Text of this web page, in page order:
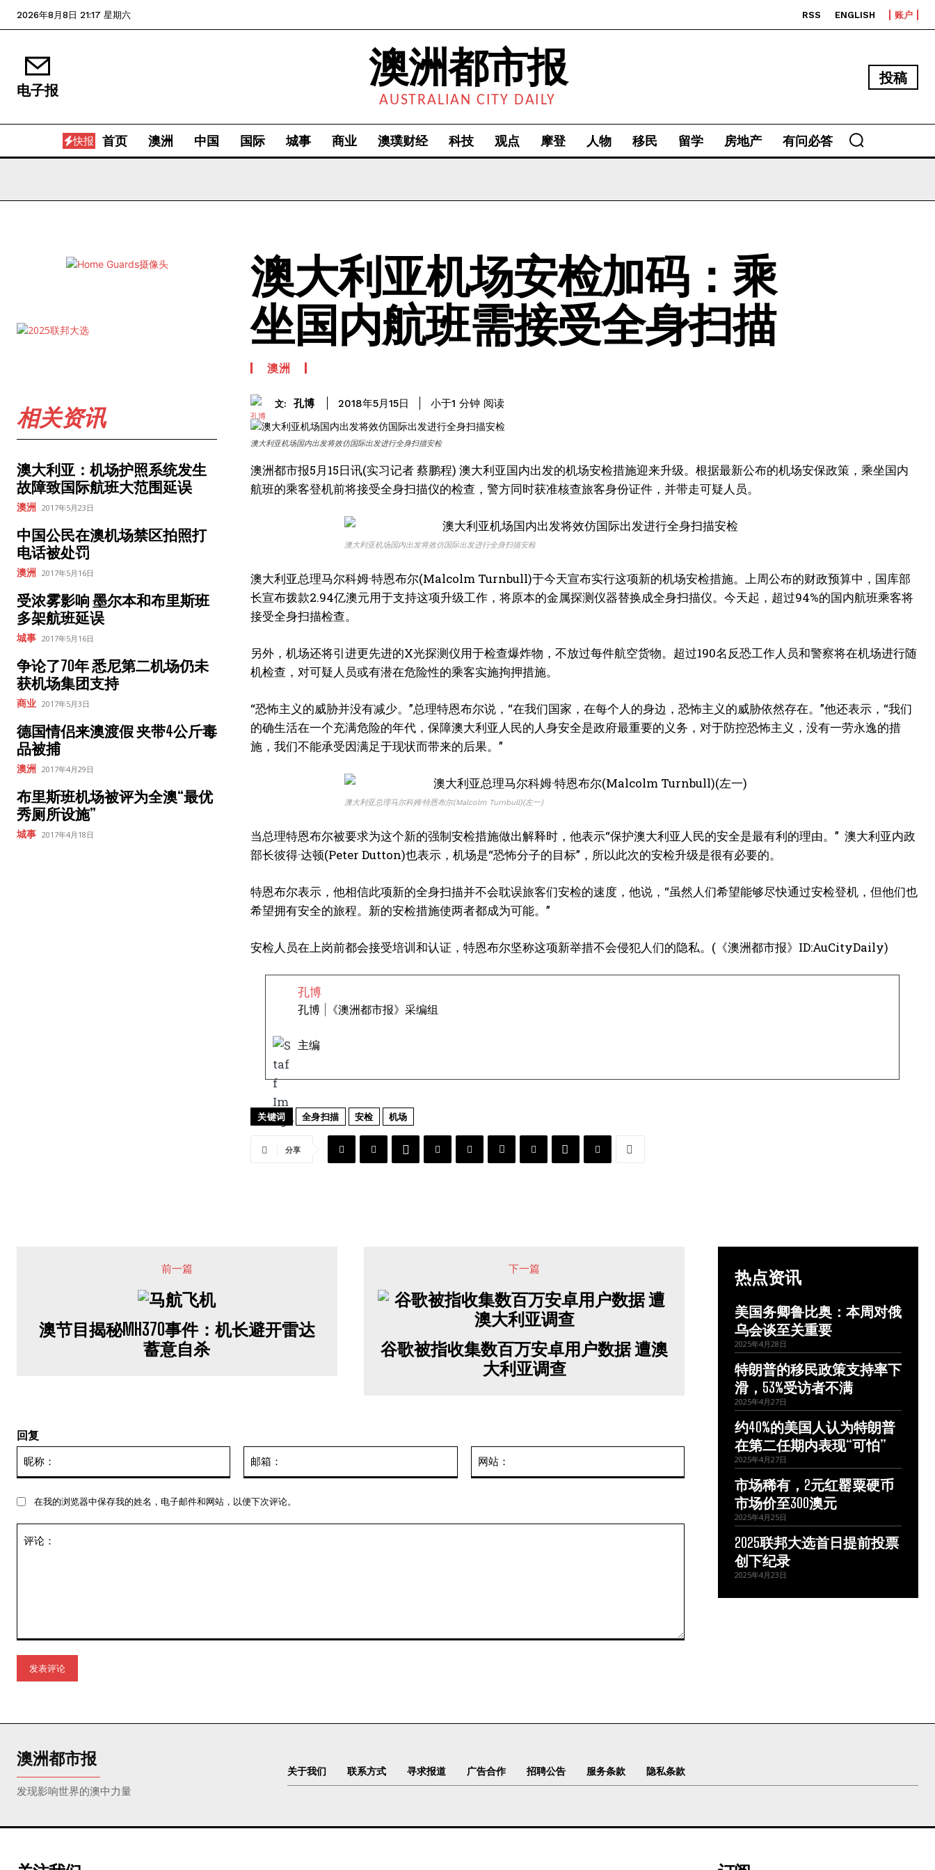
2026年8月8日 21:17 星期六 RSS ENGLISH 账户
电子报 澳洲都市报
AUSTRALIAN CITY DAILY
投稿
快报 首页 澳洲 中国 国际 城事 商业 澳璞财经 科技 观点 摩登 人物 移民 留学 房地产 有问必答
相关资讯
澳大利亚：机场护照系统发生
故障致国际航班大范围延误
澳洲 2017年5月23日
中国公民在澳机场禁区拍照打
电话被处罚
澳洲 2017年5月16日
受浓雾影响 墨尔本和布里斯班
多架航班延误
城事 2017年5月16日
争论了70年 悉尼第二机场仍未
获机场集团支持
商业 2017年5月3日
德国情侣来澳渡假 夹带4公斤毒
品被捕
澳洲 2017年4月29日
布里斯班机场被评为全澳“最优
秀厕所设施”
城事 2017年4月18日
澳大利亚机场安检加码：乘
坐国内航班需接受全身扫描
澳洲
文: 孔博 2018年5月15日 小于1 分钟 阅读
澳大利亚机场国内出发将效仿国际出发进行全身扫描安检
澳洲都市报5月15日讯(实习记者 蔡鹏程) 澳大利亚国内出发的机场安检措施迎来升级。根据最新公布的机场安保政策，乘坐国内
航班的乘客登机前将接受全身扫描仪的检查，警方同时获准核查旅客身份证件，并带走可疑人员。
澳大利亚机场国内出发将效仿国际出发进行全身扫描安检
澳大利亚总理马尔科姆·特恩布尔(Malcolm Turnbull)于今天宣布实行这项新的机场安检措施。上周公布的财政预算中，国库部
长宣布拨款2.94亿澳元用于支持这项升级工作，将原本的金属探测仪器替换成全身扫描仪。今天起，超过94%的国内航班乘客将
接受全身扫描检查。
另外，机场还将引进更先进的X光探测仪用于检查爆炸物，不放过每件航空货物。超过190名反恐工作人员和警察将在机场进行随
机检查，对可疑人员或有潜在危险性的乘客实施拘押措施。
“恐怖主义的威胁并没有减少。”总理特恩布尔说，“在我们国家，在每个人的身边，恐怖主义的威胁依然存在。”他还表示，“我们
的确生活在一个充满危险的年代，保障澳大利亚人民的人身安全是政府最重要的义务，对于防控恐怖主义，没有一劳永逸的措
施，我们不能承受因满足于现状而带来的后果。”
澳大利亚总理马尔科姆·特恩布尔(Malcolm Turnbull)(左一)
当总理特恩布尔被要求为这个新的强制安检措施做出解释时，他表示“保护澳大利亚人民的安全是最有利的理由。” 澳大利亚内政
部长彼得·达顿(Peter Dutton)也表示，机场是“恐怖分子的目标”，所以此次的安检升级是很有必要的。
特恩布尔表示，他相信此项新的全身扫描并不会耽误旅客们安检的速度，他说，“虽然人们希望能够尽快通过安检登机，但他们也
希望拥有安全的旅程。新的安检措施使两者都成为可能。”
安检人员在上岗前都会接受培训和认证，特恩布尔坚称这项新举措不会侵犯人们的隐私。(《澳洲都市报》ID:AuCityDaily)
孔博
孔博 |《澳洲都市报》采编组
主编
关键词 全身扫描 安检 机场
分享
前一篇
澳节目揭秘MH370事件：机长避开雷达
蓄意自杀
下一篇
谷歌被指收集数百万安卓用户数据 遭澳
大利亚调查
回复
论：
在我的浏览器中保存我的姓名，电子邮件和网站，以便下次评论。
热点资讯
美国务卿鲁比奥：本周对俄
乌会谈至关重要
2025年4月28日
特朗普的移民政策支持率下
滑，53%受访者不满
2025年4月27日
约40%的美国人认为特朗普
在第二任期内表现“可怕”
2025年4月27日
市场稀有，2元红罂粟硬币
市场价至300澳元
2025年4月25日
2025联邦大选首日提前投票
创下纪录
2025年4月23日
澳洲都市报
发现影响世界的澳中力量
关于我们 联系方式 寻求报道 广告合作 招聘公告 服务条款 隐私条款